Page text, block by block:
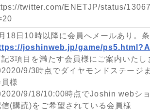
twitter.com/ENETJP/status/
18日10時以降に会員へメールあり。
joshinweb.jp/game/
記3項目を満たす会員様にご案内いたし
9/3時点でダイヤモンドステージ
様
9/18/10:00時点でJoshin webシ
信(購読)をご希望されている会員様